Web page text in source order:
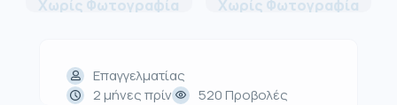
Χωρίς Φωτογραφία Χωρίς Φωτογραφία
Επαγγελματίας
2 μήνες πρίν
520 Προβολές